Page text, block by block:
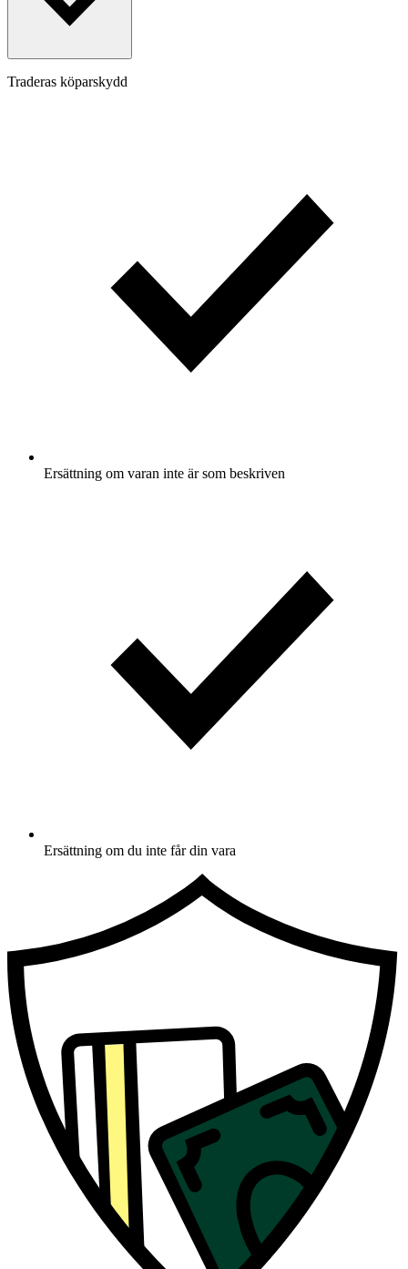
Traderas köparskydd
Ersättning om varan inte är som beskriven
Ersättning om du inte får din vara